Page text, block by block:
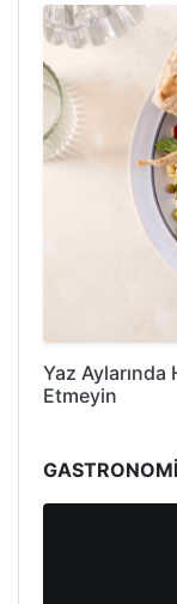
Yaz
Etmeyin